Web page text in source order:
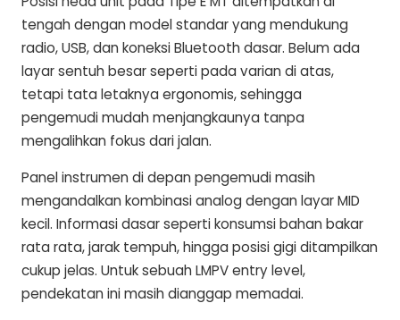
tengah dengan model standar yang mendukung
radio, USB, dan koneksi Bluetooth dasar. Belum ada
layar sentuh besar seperti pada varian di atas,
tetapi tata letaknya ergonomis, sehingga
pengemudi mudah menjangkaunya tanpa
mengalihkan fokus dari jalan.
Panel instrumen di depan pengemudi masih
mengandalkan kombinasi analog dengan layar MID
kecil. Informasi dasar seperti konsumsi bahan bakar
rata rata, jarak tempuh, hingga posisi gigi ditampilkan
cukup jelas. Untuk sebuah LMPV entry level,
pendekatan ini masih dianggap memadai.